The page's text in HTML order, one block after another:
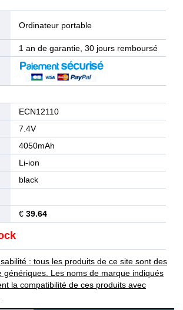
Ordinateur portable
1 an de garantie, 30 jours remboursé
ECN12110
7.4V
4050mAh
Li-ion
black
€ 39.64
: tous les produits de ce site sont des
génériques. Les noms de marque indiqués
la compatibilité de ces produits avec